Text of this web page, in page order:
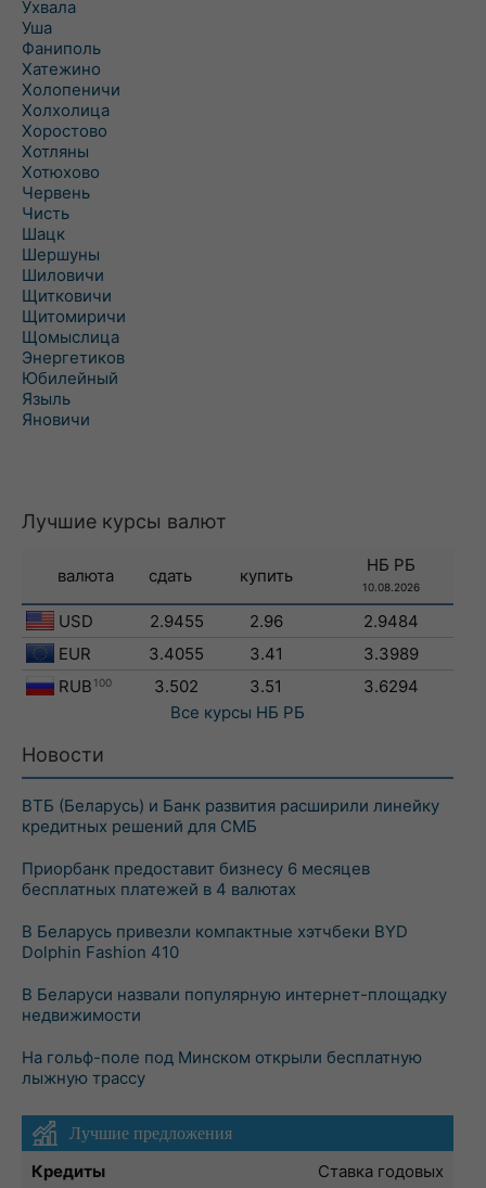
Ухвала
Уша
Фаниполь
Хатежино
Холопеничи
Холхолица
Хоростово
Хотляны
Хотюхово
Червень
Чисть
Шацк
Шершуны
Шиловичи
Щитковичи
Щитомиричи
Щомыслица
Энергетиков
Юбилейный
Языль
Яновичи
Лучшие курсы валют
валюта сдать купить
НБ РБ
10.08.2026
USD 2.9455 2.96
2.9484
EUR
3.4055 3.41
3.3989
RUB 100 3.502 3.51
3.6294
Все курсы НБ РБ
Новости
ВТБ (Беларусь) и Банк развития расширили линейку
кредитных решений для СМБ
Приорбанк предоставит бизнесу 6 месяцев
бесплатных платежей в 4 валютах
В Беларусь привезли компактные хэтчбеки BYD
Dolphin Fashion 410
В Беларуси назвали популярную интернет-площадку
недвижимости
На гольф-поле под Минском открыли бесплатную
лыжную трассу
Лучшие предложения
Кредиты
Ставка годовых